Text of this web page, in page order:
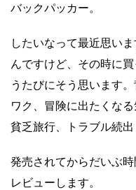
バックパッカー。
したいなって最近思い
んですけど、その時に
うたびにそう思います
ワク、冒険に出たくな
貧乏旅行、トラブル続
発売されてからだいぶ
レビューします。